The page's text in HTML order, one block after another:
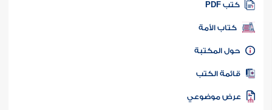
كتب PDF
كتاب الأمة
المكتبة
الكتب